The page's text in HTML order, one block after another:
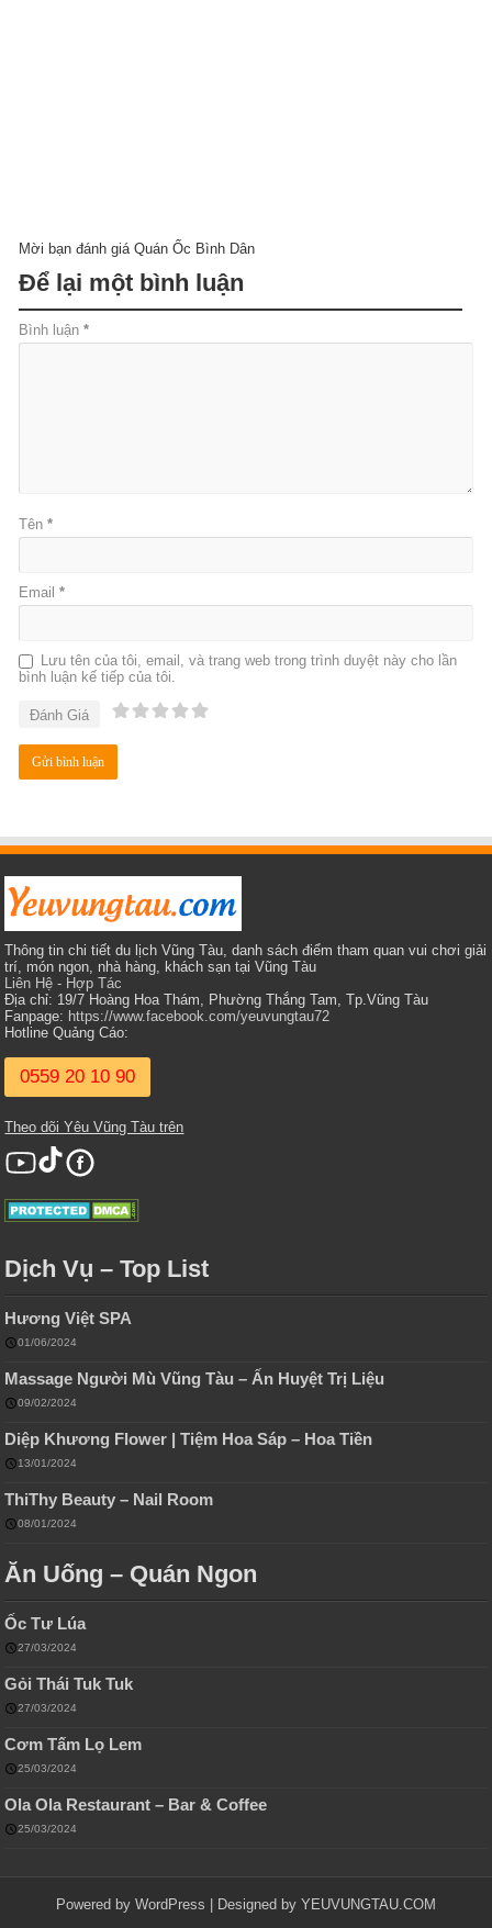
Mời bạn đánh giá Quán Ốc Bình Dân
Để lại một bình luận
Bình luận*
Tên*
Email*
Lưu tên của tôi, email, và trang web trong trình duyệt này cho lần
bình luận kế tiếp của tôi.
Đánh Giá
Thông tin chi tiết du lịch Vũng Tàu, danh sách điểm tham quan vui chơi giải
trí, món ngon, nhà hàng, khách sạn tại Vũng Tàu
Liên Hệ - Hợp Tác
Địa chỉ: 19/7 Hoàng Hoa Thám, Phường Thắng Tam, Tp.Vũng Tàu
Fanpage: https://www.facebook.com/yeuvungtau72
Hotline Quảng Cáo:
0559 20 10 90
Theo dõi Yêu Vũng Tàu trên
Dịch Vụ – Top List
Hương Việt SPA
01/06/2024
Massage Người Mù Vũng Tàu – Ấn Huyệt Trị Liệu
09/02/2024
Diệp Khương Flower | Tiệm Hoa Sáp – Hoa Tiền
13/01/2024
ThiThy Beauty – Nail Room
08/01/2024
Ăn Uống – Quán Ngon
Ốc Tư Lúa
27/03/2024
Gỏi Thái Tuk Tuk
27/03/2024
Cơm Tấm Lọ Lem
25/03/2024
Ola Ola Restaurant – Bar & Coffee
25/03/2024
Powered by WordPress | Designed by YEUVUNGTAU.COM